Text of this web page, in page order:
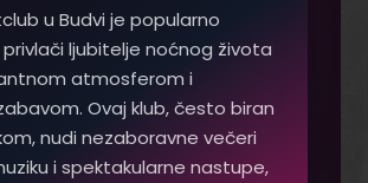
u Budvi je popularno
ljubitelje noćnog života
atmosferom i
Ovaj klub, često biran
nudi nezaboravne večeri
i spektakularne nastupe,